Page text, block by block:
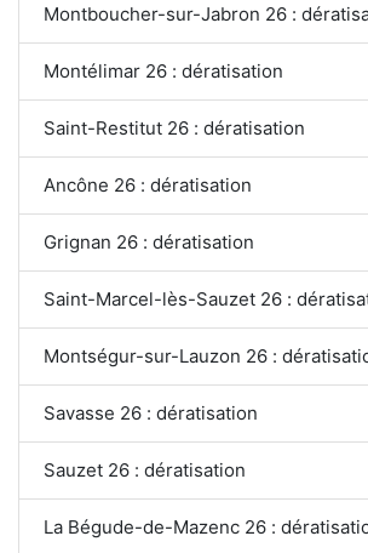
Montboucher-sur-Jabron 26 :
Montélimar 26 : dératisation
Saint-Restitut 26 : dératisation
Ancône 26 : dératisation
Grignan 26 : dératisation
Saint-Marcel-lès-Sauzet 26 :
Montségur-sur-Lauzon 26 :
Savasse 26 : dératisation
Sauzet 26 : dératisation
La Bégude-de-Mazenc 26 :